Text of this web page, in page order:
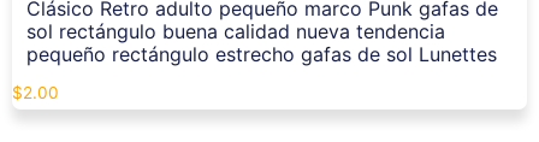
Clásico Retro adulto pequeño marco Punk gafas de
sol rectángulo buena calidad nueva tendencia
pequeño rectángulo estrecho gafas de sol Lunettes
$2.00